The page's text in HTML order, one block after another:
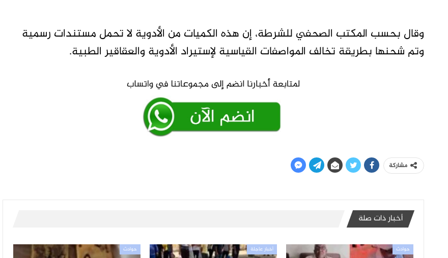
وقال بحسب المكتب الصحفي للشرطة، إن هذه الكميات من الأدوية لا تحمل مستندات رسمية
وتم شحنها بطريقة تخالف المواصفات القياسية لإستيراد الأدوية والعقاقير الطبية.
مشاركة
أخبار ذات صلة
حوادث أخبار عاجلة حوادث